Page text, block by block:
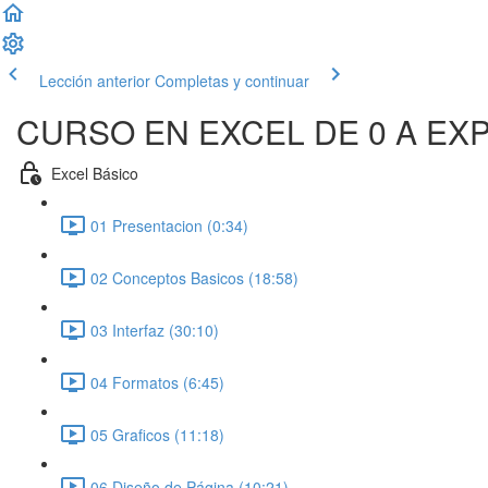
Lección anterior Completas y continuar
CURSO EN EXCEL DE 0 A
Excel Básico
01 Presentacion (0:34)
02 Conceptos Basicos (18:58)
03 Interfaz (30:10)
04 Formatos (6:45)
05 Graficos (11:18)